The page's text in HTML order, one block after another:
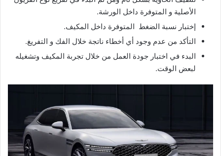
الأصلية و المتوفرة داخل الورشة.
إختبار نسبة الضغط المتوفرة داخل المكيف.
التأكد من عدم وجود أي أخطاء ناتجة خلال الفك و التفريغ.
البدء في اختبار جودة العمل من خلال تجربة المكيف وتشغيله
لبعض الوقت.